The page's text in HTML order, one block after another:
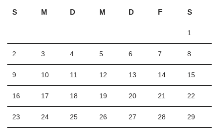
S
M D M D F S
1
2 3 4 5 6 7 8
9 10 11 12 13 14 15
16 17 18 19 20 21 22
23 24 25 26 27 28 29